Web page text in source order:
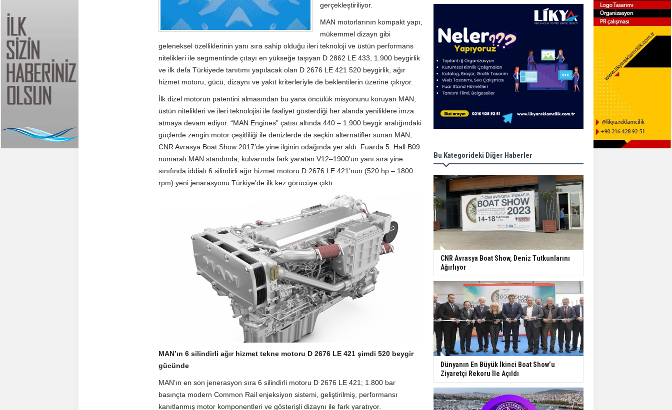
gerçekleştiriliyor.
MAN motorlarının kompakt yapı,
mükemmel dizayn gibi
geleneksel özelliklerinin yanı sıra sahip olduğu ileri teknoloji ve üstün performans
nitelikleri ile segmentinde çıtayı en yükseğe taşıyan D 2862 LE 433, 1.900 beygirlik
ve ilk defa Türkiyede tanıtımı yapılacak olan D 2676 LE 421 520 beygirlik, ağır
hizmet motoru, gücü, dizaynı ve yakıt kriterleriyle de beklentilerin üzerine çıkıyor.
İlk dizel motorun patentini almasından bu yana öncülük misyonunu koruyan MAN,
üstün nitelikleri ve ileri teknolojisi ile faaliyet gösterdiği her alanda yeniliklere imza
atmaya devam ediyor. “MAN Engines” çatısı altında 440 – 1.900 beygir aralığındaki
güçlerde zengin motor çeşitliliği ile denizlerde de seçkin alternatifler sunan MAN,
CNR Avrasya Boat Show 2017’de yine ilginin odağında yer aldı. Fuarda 5. Hall B09
numaralı MAN standında; kulvarında fark yaratan V12–1900’un yanı sıra yine
sınıfında iddialı 6 silindirli ağır hizmet motoru D 2676 LE 421’nun (520 hp – 1800
rpm) yeni jenarasyonu Türkiye’de ilk kez görücüye çıktı.
MAN’ın 6 silindirli ağır hizmet tekne motoru D 2676 LE 421 şimdi 520 beygir
gücünde
MAN’ın en son jenerasyon sıra 6 silindirli motoru D 2676 LE 421; 1.800 bar
basınçta modern Common Rail enjeksiyon sistemi, geliştirilmiş, performansı
kanıtlanmış motor komponentleri ve gösterişli dizaynı ile fark yaratıyor.
Bu Kategorideki Diğer Haberler
CNR Avrasya Boat Show, Deniz Tutkunlarını
Ağırlıyor
Dünyanın En Büyük İkinci Boat Show’u
Ziyaretçi Rekoru İle Açıldı